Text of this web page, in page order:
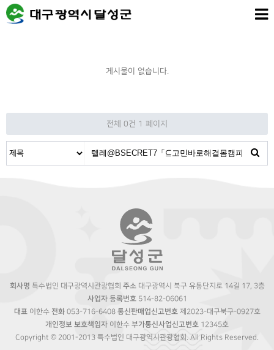
게시물이 없습니다.
전체 0건 1 페이지
회사명 특수법인 대구광역시관광협회 주소대구광역시 북구 유통단지로 14길 17, 3층
사업자 등록번호514-82-06061
대표이한수 전화053-716-6408 통신판매업신고번호제2023-대구북구-0927호
개인정보 보호책임자 이한수 부가통신사업신고번호 12345호
Copyright © 2001-2013 특수법인 대구광역시관광협회. All Rights Reserved.